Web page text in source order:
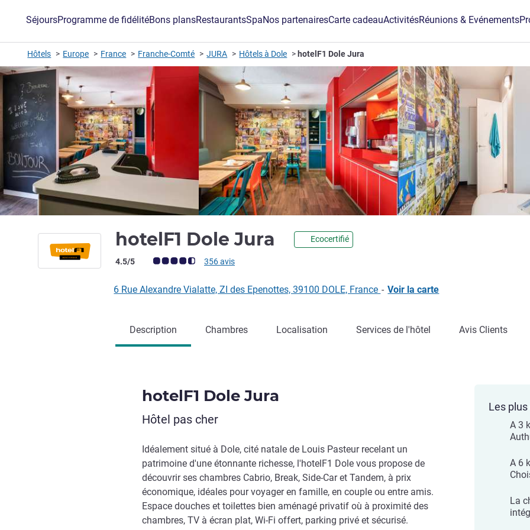
SéjoursProgramme de fidélitéBons plansRestaurantsSpaNos partenairesCarte cadeauActivitésRéunions & Evénements
Hôtels Europe France Franche-Comté JURA Hôtels à Dole hotelF1 Dole Jura
hotelF1 Dole Jura 1 étoile
Ecocertifié
Note Avis clients (Note ALL)
4.5/5 356 avis
6 Rue Alexandre Vialatte, ZI des Epenottes, 39100 DOLE, France - Voir la carte
Description Chambres Localisation Services de l'hôtel Avis Clients
hotelF1 Dole Jura
Hôtel pas cher
Idéalement situé à Dole, cité natale de Louis Pasteur recelant un
patrimoine d'une étonnante richesse, l'hotelF1 Dole vous propose de
découvrir ses chambres Cabrio, Break, Side-Car et Tandem, à prix
économique, idéales pour voyager en famille, en couple ou entre amis.
Espace douches et toilettes bien aménagé privatif où à proximité des
chambres, TV à écran plat, Wi-Fi offert, parking privé et sécurisé.
Les plus
A 3
A 6
La